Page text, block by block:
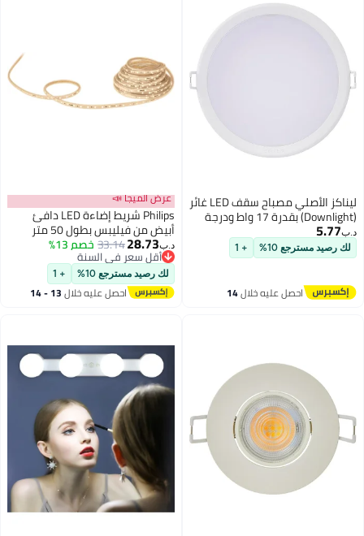
ليناكز الأصلي مصباح سقف LED غائر
(Downlight) بقدرة 17 واط ودرجة
حرارة لون 3000 كلفن (أبيض دافئ) |
قطر 150 مم | إضاءة موفرة للطاقة
للمنازل والمكاتب
د.ب‏5.77
لك رصيد مسترجع 10% + 1
احصل عليه خلال14
عرض الميجا 📣
Philips شريط إضاءة LED دافئ
أبيض من فيليبس بطول 50 متر
د.ب‏28.73
33.14خصم 13%
أقل سعر في السنة
أقل سعر في السنة
لك رصيد مسترجع 10% + 1
احصل عليه خلال 13 - 14